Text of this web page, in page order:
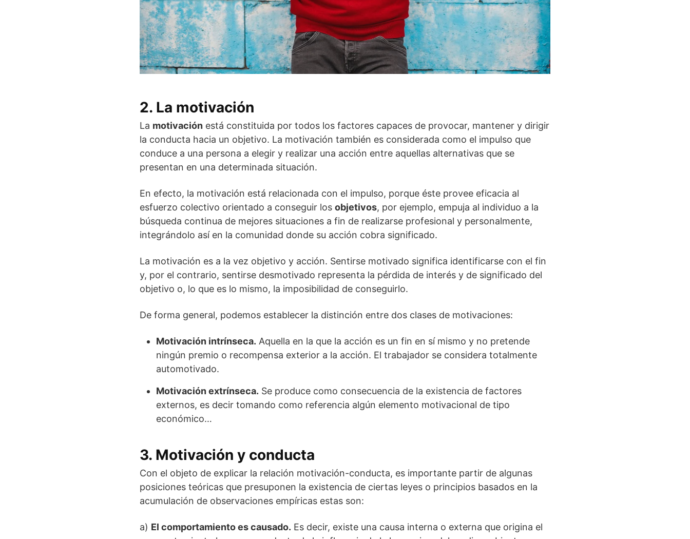
2. La motivación
La motivación está constituida por todos los factores capaces de provocar, mantener y dirigir
la conducta hacia un objetivo. La motivación también es considerada como el impulso que
conduce a una persona a elegir y realizar una acción entre aquellas alternativas que se
presentan en una determinada situación.
En efecto, la motivación está relacionada con el impulso, porque éste provee eficacia al
esfuerzo colectivo orientado a conseguir los objetivos, por ejemplo, empuja al individuo a la
búsqueda continua de mejores situaciones a fin de realizarse profesional y personalmente,
integrándolo así en la comunidad donde su acción cobra significado.
La motivación es a la vez objetivo y acción. Sentirse motivado significa identificarse con el fin
y, por el contrario, sentirse desmotivado representa la pérdida de interés y de significado del
objetivo o, lo que es lo mismo, la imposibilidad de conseguirlo.
De forma general, podemos establecer la distinción entre dos clases de motivaciones:
Motivación intrínseca. Aquella en la que la acción es un fin en sí mismo y no pretende
ningún premio o recompensa exterior a la acción. El trabajador se considera totalmente
automotivado.
Motivación extrínseca. Se produce como consecuencia de la existencia de factores
externos, es decir tomando como referencia algún elemento motivacional de tipo
económico…
3. Motivación y conducta
Con el objeto de explicar la relación motivación-conducta, es importante partir de algunas
posiciones teóricas que presuponen la existencia de ciertas leyes o principios basados en la
acumulación de observaciones empíricas estas son:
a) El comportamiento es causado. Es decir, existe una causa interna o externa que origina el